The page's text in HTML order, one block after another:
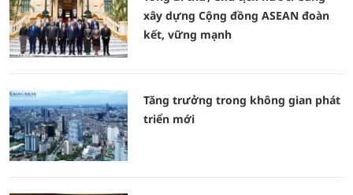
xây dựng Cộng đồng ASEAN đoàn
kết, vững mạnh
Tăng trưởng trong không gian phát
triển mới